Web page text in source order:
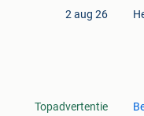
2 aug 26
Topadvertentie